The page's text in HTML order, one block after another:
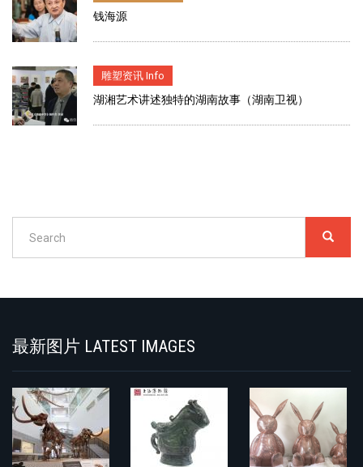
钱海源
雕塑资讯 Info
湖湘艺术讲述独特的湖南故事（湖南卫视）
最新图片 LATEST IMAGES